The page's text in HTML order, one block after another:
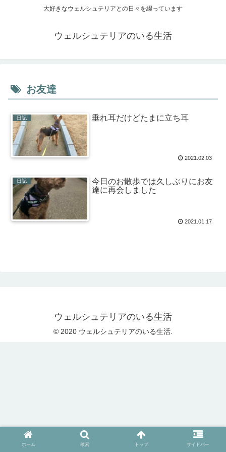
大好きなウェルシュテリアとの日々を綴っています
ウェルシュテリアのいる生活
お友達
日記 垂れ耳だけどたまに立ち耳
2021.02.03
日記
今日のお散歩では久しぶりにお友
達に再会しました
2021.01.17
ウェルシュテリアのいる生活
© 2020 ウェルシュテリアのいる生活.
ホーム 検索 トップ サイドバー